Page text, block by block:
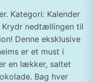
Kategori: Kalender
Krydr nedtællingen til
Denne eksklusive
er et must i
en lækker, saltet
Bag hver